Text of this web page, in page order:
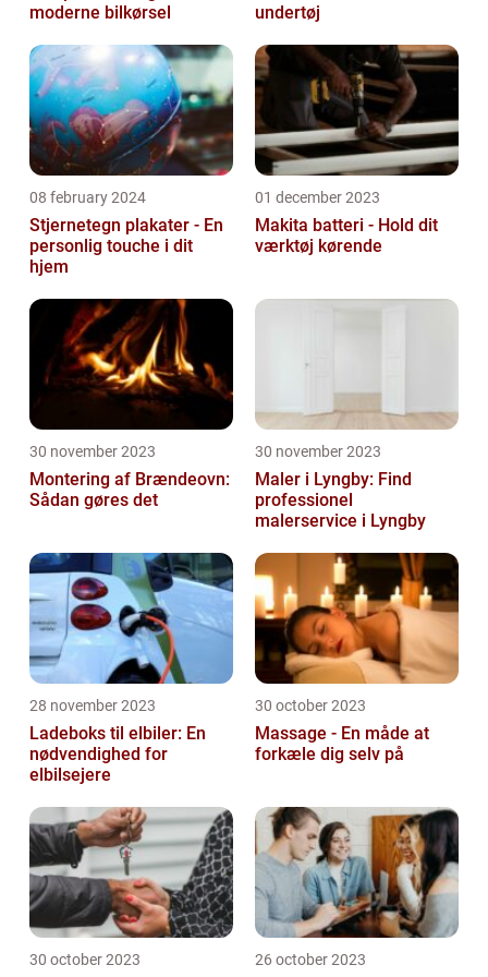
moderne bilkørsel
undertøj
08 february 2024
Stjernetegn plakater - En
personlig touche i dit
hjem
01 december 2023
Makita batteri - Hold dit
værktøj kørende
30 november 2023
Montering af Brændeovn:
Sådan gøres det
30 november 2023
Maler i Lyngby: Find
professionel
malerservice i Lyngby
28 november 2023
Ladeboks til elbiler: En
nødvendighed for
elbilsejere
30 october 2023
Massage - En måde at
forkæle dig selv på
30 october 2023 26 october 2023